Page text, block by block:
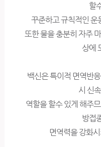
할
꾸준하고 규칙적인 운
또한 물을 충분히 자주
상에
백신은 특이적 면역반
시 신
역할을 할수 있게 해주
방접
면역력을 강화